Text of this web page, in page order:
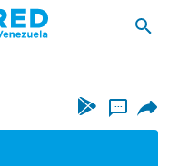
...